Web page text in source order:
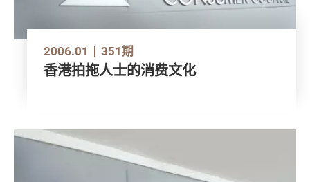
2006.01 351期
香港拍拖人士的消费文化